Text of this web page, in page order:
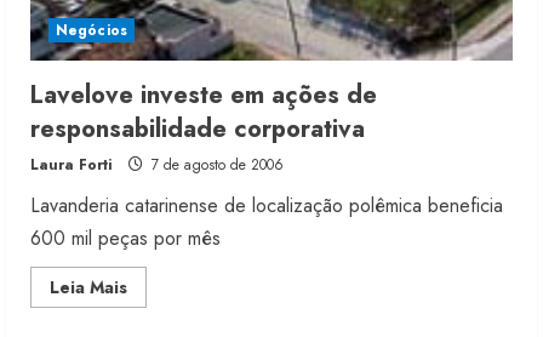
Negócios
Lavelove investe em ações de
responsabilidade corporativa
Laura Forti 7 de agosto de 2006
Lavanderia catarinense de localização polêmica beneficia
600 mil peças por mês
Leia MaisRead
more
2
6 de agosto de 2026
3
Renata Caixeta assume Movimento
Sou de Algodão
5 de agosto de 2026